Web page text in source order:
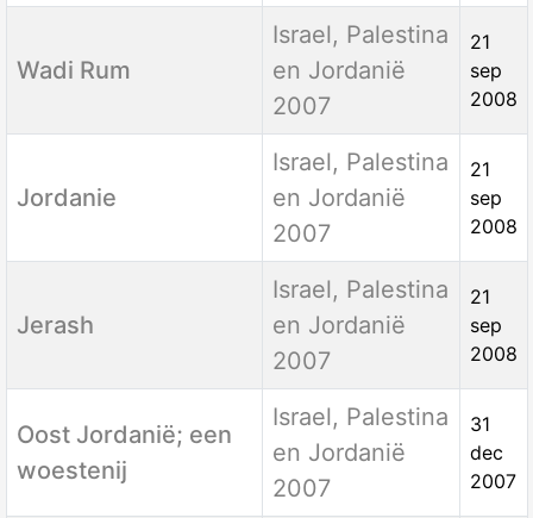
Wadi Rum
Israel, Palestina
en Jordanië
2007
21
sep
2008
Jordanie
Israel, Palestina
en Jordanië
2007
21
sep
2008
Jerash
Israel, Palestina
en Jordanië
2007
21
sep
2008
Oost Jordanië; een
woestenij
Israel, Palestina
en Jordanië
2007
31
dec
2007